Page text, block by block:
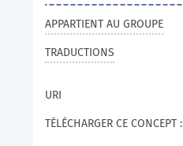
APPARTIENT AU GROUPE
TRADUCTIONS
URI
TÉLÉCHARGER CE CONCEPT :